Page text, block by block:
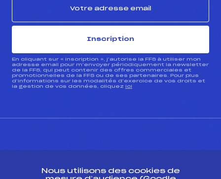
Inscription
En cliquant sur « inscription », j’autorise la FFS à utiliser mon
adresse email pour m’envoyer périodiquement la newsletter
de la FFS, qui peut contenir des offres commerciales et
promotionnelles de la FFS ou de ses partenaires. Pour plus
d’informations sur les modalités d’exercice de vos droits et
la gestion de vos données, cliquez ici
ESPACE PRESSE
Nous utilisons des cookies de